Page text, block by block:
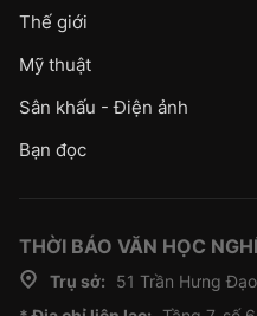
Thế giới
Mỹ thuật
Sân khấu - Điện ảnh
Bạn đọc
THỜI BÁO VĂN HỌC
Trụ sở:
51 Trần Hưng